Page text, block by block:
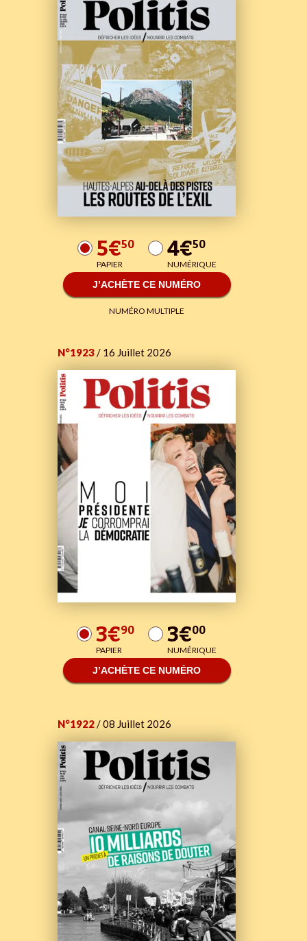
5€50
PAPIER 4€50
NUMÉRIQUE
J’ACHÈTE CE NUMÉRO
NUMÉRO MULTIPLE
N°1923/ 16 Juillet 2026
3€90
PAPIER 3€00
NUMÉRIQUE
J’ACHÈTE CE NUMÉRO
N°1922/ 08 Juillet 2026